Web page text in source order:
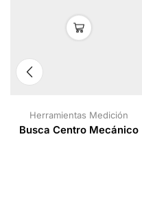
Herramientas Medición
Busca Centro Mecánico